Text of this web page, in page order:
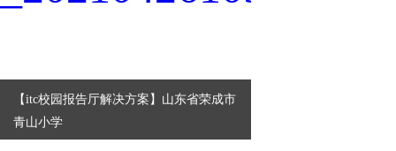
【itc校园报告厅解决方案】山东省荣成市
青山小学